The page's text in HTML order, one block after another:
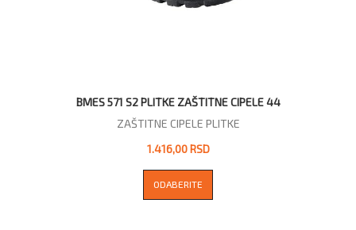
BMES 571 S2 PLITKE ZAŠTITNE CIPELE 44
ZAŠTITNE CIPELE PLITKE
1.416,00 RSD
ODABERITE